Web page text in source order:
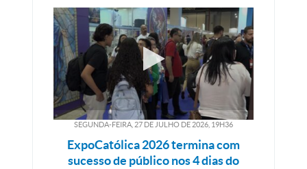
SEGUNDA-FEIRA, 27 DE JULHO DE 2026, 19H36
ExpoCatólica 2026 termina com
sucesso de público nos 4 dias do